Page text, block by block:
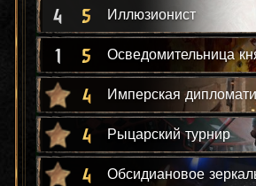
4 5 Иллюзионист
1 5 Осведомительница
4 Имперская
4 Рыцарский турнир
4 Обсидиановое